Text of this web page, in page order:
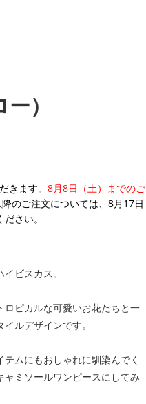
）
きます。 8月8日（土）までのご
のご注文については、8月17日
さい。
ビスカス。
ロピカルな可愛いお花たちと一
ルデザインです。
ムにもおしゃれに馴染んでく
ミソールワンピースにしてみ